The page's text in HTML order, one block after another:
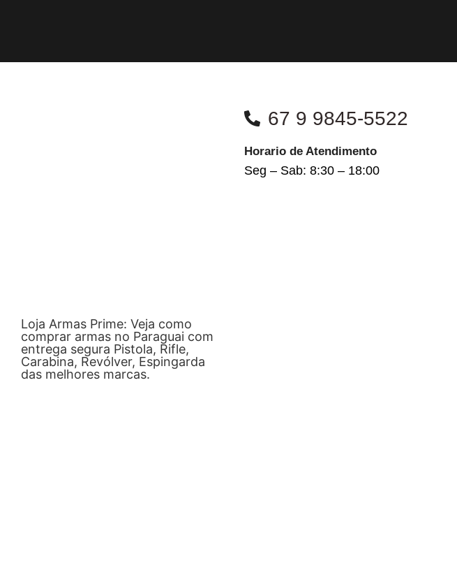
Loja Armas Prime: Veja como
comprar armas no Paraguai com
entrega segura Pistola, Rifle,
Carabina, Revólver, Espingarda
das melhores marcas.
67 9 9845-5522
Horario de Atendimento
Seg – Sab: 8:30 – 18:00